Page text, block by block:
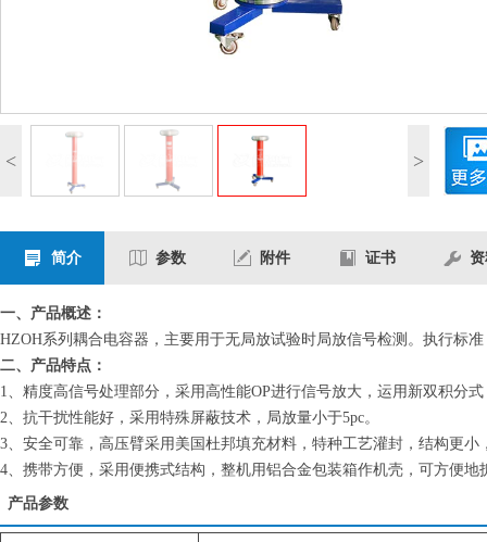
< >
简介 参数 附件 证书
一、产品概述：
HZOH系列耦合电容器，主要用于无局放试验时局放信号检测。执行标准
二、产品特点：
1、精度高信号处理部分，采用高性能OP进行信号放大，运用新双积分
2、抗干扰性能好，采用特殊屏蔽技术，局放量小于5pc。
3、安全可靠，高压臂采用美国杜邦填充材料，特种工艺灌封，结构更
4、携带方便，采用便携式结构，整机用铝合金包装箱作机壳，可方便
产品参数